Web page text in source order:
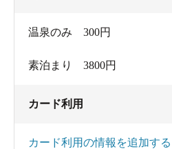
温泉のみ 300円
素泊まり 3800円
カード利用
カード利用の情報を追加する